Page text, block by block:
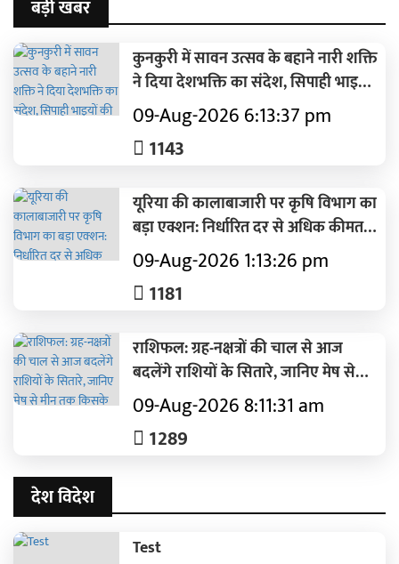
बड़ी खबर
कुनकुरी में सावन उत्सव के बहाने नारी शक्ति
ने दिया देशभक्ति का संदेश, सिपाही भाइयों
की कलाई पर राखी बांधने को लेकर
महिलाओं में दिखा उत्साह, प्रियंवदा सिंह
जूदेव बोलीं—रक्षकों का सम्मान हर बहन के
09-Aug-2026 6:13:37 pm
1143
यूरिया की कालाबाजारी पर कृषि विभाग का
बड़ा एक्शन: निर्धारित दर से अधिक कीमत
पर खाद बेचने वाला अन्नपूर्णा खाद भंडार 7
दिनों के लिए सील
09-Aug-2026 1:13:26 pm
1181
राशिफल: ग्रह-नक्षत्रों की चाल से आज
बदलेंगे राशियों के सितारे, जानिए मेष से
मीन तक किसके लिए रहेगा दिन शुभ और
किसे बरतनी होगी सावधानी
09-Aug-2026 8:11:31 am
1289
देश विदेश
Test